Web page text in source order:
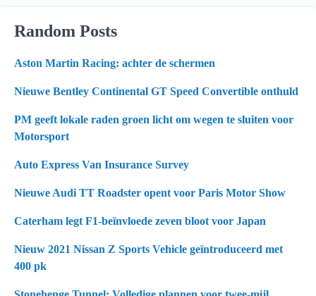
Random Posts
Aston Martin Racing: achter de schermen
Nieuwe Bentley Continental GT Speed ​​Convertible onthuld
PM geeft lokale raden groen licht om wegen te sluiten voor
Motorsport
Auto Express Van Insurance Survey
Nieuwe Audi TT Roadster opent voor Paris Motor Show
Caterham legt F1-beïnvloede zeven bloot voor Japan
Nieuw 2021 Nissan Z Sports Vehicle geïntroduceerd met
400 pk